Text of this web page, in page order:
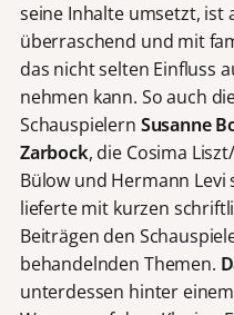
seine Inhalte umsetzt, ist
überraschend und mit
das nicht selten Einfluss
nehmen kann. So auch
Schauspielern Susanne
Zarbock, die Cosima
Bülow und Hermann Levi
lieferte mit kurzen
Beiträgen den
behandelnden Themen.
unterdessen hinter